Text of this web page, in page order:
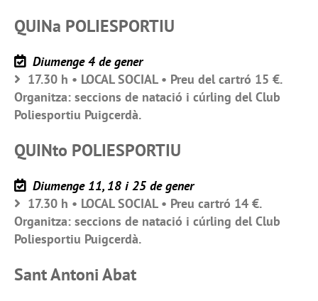
QUINa POLIESPORTIU
Diumenge 4 de gener
17.30 h • LOCAL SOCIAL • Preu del cartró 15 €.
Organitza: seccions de natació i cúrling del Club
Poliesportiu Puigcerdà.
QUINto POLIESPORTIU
Diumenge 11, 18 i 25 de gener
17.30 h • LOCAL SOCIAL • Preu cartró 14 €.
Organitza: seccions de natació i cúrling del Club
Poliesportiu Puigcerdà.
Sant Antoni Abat